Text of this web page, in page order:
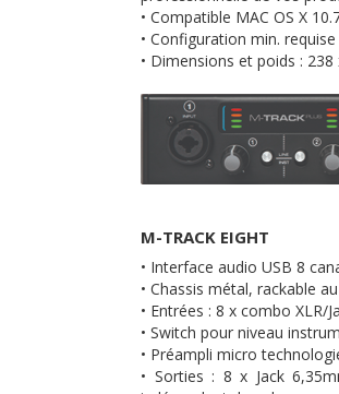
• Compatible MAC OS X
• Configuration min.
• Dimensions et poids :
M-TRACK EIGHT
• Interface audio USB 8
• Chassis métal, rackable
• Entrées : 8 x combo
• Switch pour niveau
• Préampli micro
• Sorties : 8 x Jack